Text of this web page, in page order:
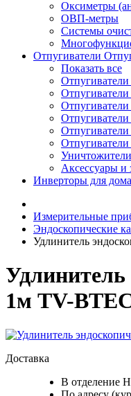
Оксиметры
ОВП-метры
Системы
Отпугиватели
Показать все
Отпугиватели
Отпугиватели
Отпугиватели
Аксессуары и
Инверторы для дома
Измерительные
Эндоскопические
Удлинитель
Удлинитель
1м TV-
Доставка
В отделение